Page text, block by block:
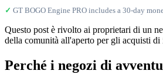
✓ GT BOGO Engine PRO includes a 30-day
Questo post è rivolto ai proprietari di un
della comunità all'aperto per gli acquisti
Perché i negozi di